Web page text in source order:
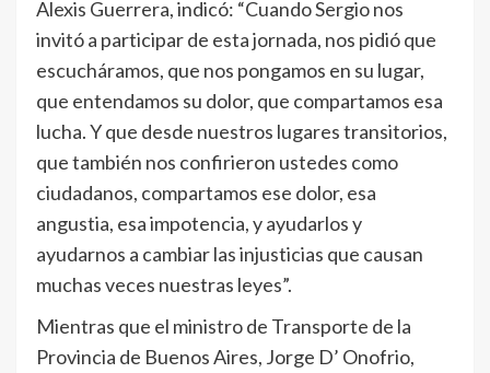
Alexis Guerrera, indicó: “Cuando Sergio nos
invitó a participar de esta jornada, nos pidió que
escucháramos, que nos pongamos en su lugar,
que entendamos su dolor, que compartamos esa
lucha. Y que desde nuestros lugares transitorios,
que también nos confirieron ustedes como
ciudadanos, compartamos ese dolor, esa
angustia, esa impotencia, y ayudarlos y
ayudarnos a cambiar las injusticias que causan
muchas veces nuestras leyes”.
Mientras que el ministro de Transporte de la
Provincia de Buenos Aires, Jorge D’ Onofrio,